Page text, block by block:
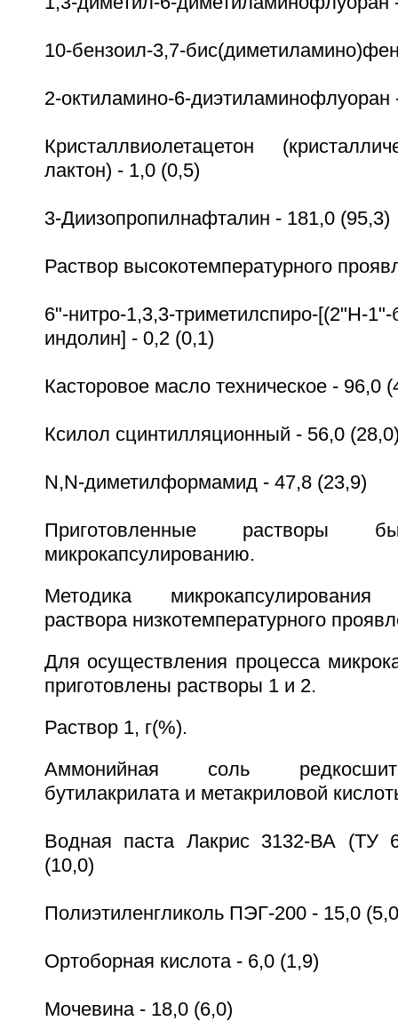
10-бензоил-3,7-
2-октиламино-6-диэтиламинофлуоран
Кристаллвиолетацетон
лактон) - 1,0 (0,5)
3-Диизопропилнафталин - 181,0 (95,3)
Раствор высокотемпературного
6"-нитро-1,3,3-триметилспиро-[(2"H-
индолин] - 0,2 (0,1)
Касторовое масло техническое - 96,0
Ксилол сцинтилляционный - 56,0
N,N-диметилформамид - 47,8 (23,9)
Приготовленные растворы
микрокапсулированию.
Методика микрокапсулирования
раствора низкотемпературного
Для осуществления процесса
приготовлены растворы 1 и 2.
Раствор 1, г(%).
Аммонийная соль
бутилакрилата и метакриловой
Водная паста Лакрис 3132-ВА (ТУ
(10,0)
Полиэтиленгликоль ПЭГ-200 - 15,0
Ортоборная кислота - 6,0 (1,9)
Мочевина - 18,0 (6,0)